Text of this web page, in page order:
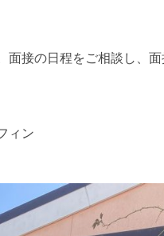
面接の日程をご相談し、
ィン